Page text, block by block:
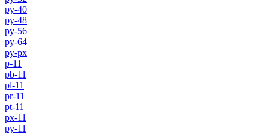
py-40
py-48
py-56
py-64
py-px
p-11
pb-11
pl-11
pr-11
pt-11
px-11
py-11